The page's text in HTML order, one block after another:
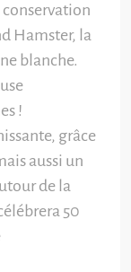
conservation
Hamster, la
blanche.
!
grâce
aussi un
de la
50